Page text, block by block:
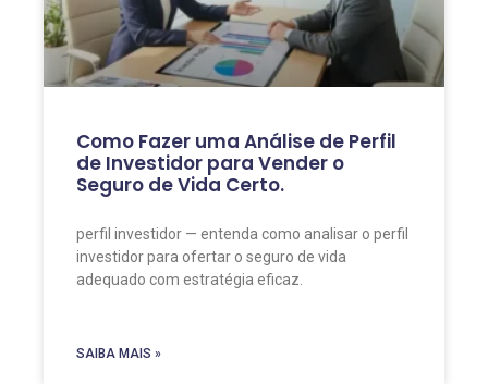
Como Fazer uma Análise de Perfil
de Investidor para Vender o
Seguro de Vida Certo.
perfil investidor — entenda como analisar o perfil
investidor para ofertar o seguro de vida
adequado com estratégia eficaz.
SAIBA MAIS »